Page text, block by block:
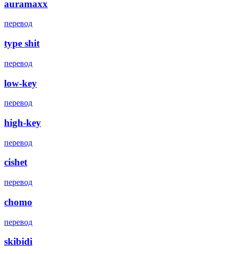
auramaxx
перевод
type shit
перевод
low-key
перевод
high-key
перевод
cishet
перевод
chomo
перевод
skibidi